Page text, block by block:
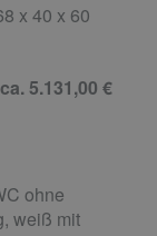
x 40 x 60
ca. 5.131,00 €
ohne
weiß mit